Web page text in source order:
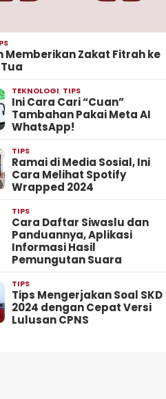
Memberikan Zakat Fitrah ke
TEKNOLOGI, TIPS
Ini Cara Cari “Cuan”
Tambahan Pakai Meta AI
WhatsApp!
TIPS
Ramai di Media Sosial, Ini
Cara Melihat Spotify
Wrapped 2024
TIPS
Cara Daftar Siwaslu dan
Panduannya, Aplikasi
Informasi Hasil
Pemungutan Suara
TIPS
Tips Mengerjakan Soal SKD
2024 dengan Cepat Versi
Lulusan CPNS